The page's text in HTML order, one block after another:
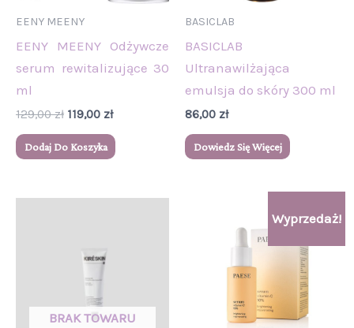
EENY MEENY
EENY MEENY Odżywcze
serum rewitalizujące 30
ml
129,00zł 119,00 zł
Dodaj Do Koszyka
BASICLAB
BASICLAB
Ultranawilżająca
emulsja do skóry 300 ml
86,00 zł
Dowiedz Się Więcej
Wyprzedaż!
wynosiła:
99,00 zł.
cena
88,00 zł.